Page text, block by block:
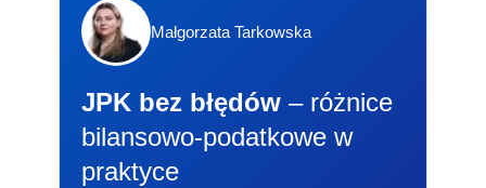
Małgorzata Tarkowska
JPK bez błędów – różnice
bilansowo-podatkowe w
praktyce